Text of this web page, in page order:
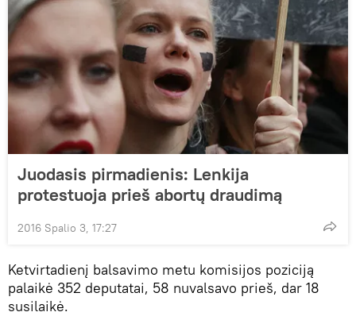
Juodasis pirmadienis: Lenkija
protestuoja prieš abortų draudimą
2016 Spalio 3, 17:27
Ketvirtadienį balsavimo metu komisijos poziciją
palaikė 352 deputatai, 58 nuvalsavo prieš, dar 18
susilaikė.